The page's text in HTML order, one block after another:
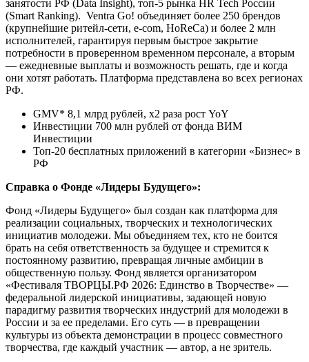
занятости РФ (Data Insight), топ-5 рынка HR Tech России
(Smart Ranking). Ventra Go! объединяет более 250 брендов
(крупнейшие ритейл-сети, e-com, HoReCa) и более 2 млн
исполнителей, гарантируя первым быстрое закрытие
потребности в проверенном временном персонале, а вторым
— ежедневные выплаты и возможность решать, где и когда
они хотят работать. Платформа представлена во всех регионах
РФ.
GMV* 8,1 млрд рублей, х2 раза рост YoY
Инвестиции 700 млн рублей от фонда ВИМ
Инвестиции
Топ-20 бесплатных приложений в категории «Бизнес» в
РФ
Справка о Фонде «Лидеры Будущего»:
Фонд «Лидеры Будущего» был создан как платформа для
реализации социальных, творческих и технологических
инициатив молодежи. Мы объединяем тех, кто не боится
брать на себя ответственность за будущее и стремится к
постоянному развитию, превращая личные амбиции в
общественную пользу. Фонд является организатором
«Фестиваля ТВОРЦЫ.РФ 2026: Единство в Творчестве» —
федеральной лидерской инициативы, задающей новую
парадигму развития творческих индустрий для молодежи в
России и за ее пределами. Его суть — в превращении
культуры из объекта демонстрации в процесс совместного
творчества, где каждый участник — автор, а не зритель.